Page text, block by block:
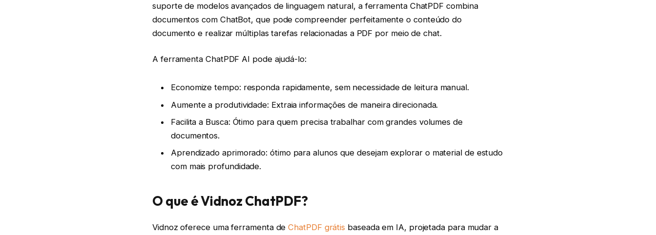
suporte de modelos avançados de linguagem natural, a ferramenta ChatPDF combina
documentos com ChatBot, que pode compreender perfeitamente o conteúdo do
documento e realizar múltiplas tarefas relacionadas a PDF por meio de chat.
A ferramenta ChatPDF AI pode ajudá-lo:
Economize tempo: responda rapidamente, sem necessidade de leitura manual.
Aumente a produtividade: Extraia informações de maneira direcionada.
Facilita a Busca: Ótimo para quem precisa trabalhar com grandes volumes de
documentos.
Aprendizado aprimorado: ótimo para alunos que desejam explorar o material de estudo
com mais profundidade.
O que é Vidnoz ChatPDF?
Vidnoz oferece uma ferramenta deChatPDF grátis baseada em IA, projetada para mudar a